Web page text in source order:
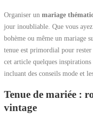
Organiser un mariage
jour inoubliable. Que vous
bohème ou même un mariage
tenue est primordial pour
cet article quelques
incluant des conseils mode et
Tenue de mariée :
vintage